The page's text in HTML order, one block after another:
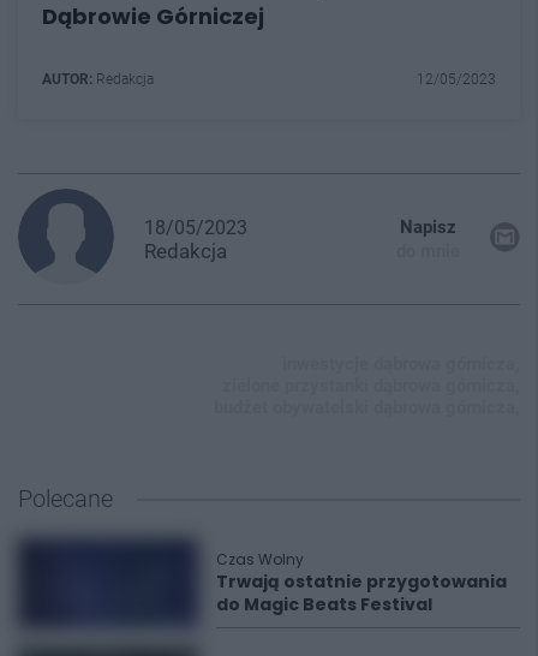
Dąbrowie Górniczej
AUTOR: Redakcja 12/05/2023
18/05/2023
Redakcja
Napisz
Polecane
Czas Wolny
Trwają ostatnie przygotowania
do Magic Beats Festival